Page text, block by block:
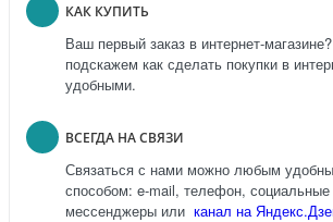
КАК КУПИТЬ
Ваш первый заказ в интернет-
подскажем как сделать покупки в
удобными.
ВСЕГДА НА СВЯЗИ
Связаться с нами можно любым
способом: e-mail, телефон, социальные
мессенджеры или канал на